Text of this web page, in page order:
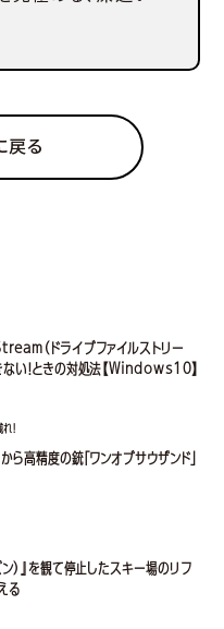
戻る
（ドライブファイルストリー
ない！ときの対処法【Windows10】
！
ら高精度の銃「ワンオブサウザンド」
）』を観て停止したスキー場のリフ
る